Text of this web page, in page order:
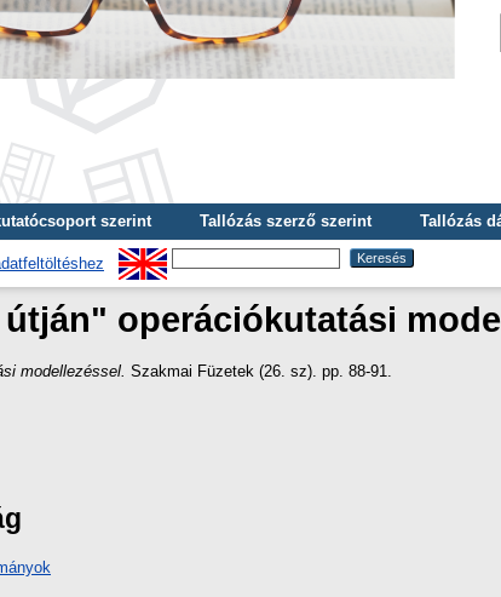
szerint Tallózás szerző szerint Tallózás
operációkutatási
modellezéssel. Szakmai Füzetek (26. sz). pp. 88-91.